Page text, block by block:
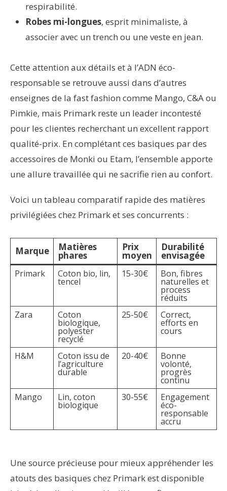
respirabilité.
Robes mi-longues, esprit minimaliste, à
associer avec un trench ou une veste en jean.
Cette attention aux détails et à l’ADN éco-
responsable se retrouve aussi dans d’autres
enseignes de la fast fashion comme Mango, C&A ou
Pimkie, mais Primark reste un leader incontesté
pour les clientes recherchant un excellent rapport
qualité-prix. En complétant ces basiques par des
accessoires de Monki ou Etam, l’ensemble apporte
une allure travaillée qui ne sacrifie rien au confort.
Voici un tableau comparatif rapide des matières
privilégiées chez Primark et ses concurrents :
Marque Matières
phares
Prix
moyen
Durabilité
envisagée
Primark Coton bio, lin,
tencel
15-30€ Bon, fibres
naturelles et
process
réduits
Zara
Coton
biologique,
polyester
recyclé
25-50€ Correct,
efforts en
cours
H&M Coton issu de
l’agriculture
durable
20-40€ Bonne
volonté,
progrès
continu
Mango
Lin, coton
biologique
30-55€ Engagement
éco-
responsable
accru
Une source précieuse pour mieux appréhender les
atouts des basiques chez Primark est disponible